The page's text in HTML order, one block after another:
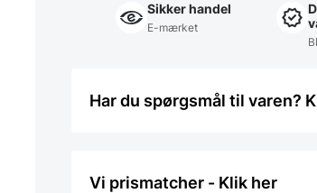
Sikker handel
E-mærket
Har du spørgsmål til varen?
Vi prismatcher - Klik her